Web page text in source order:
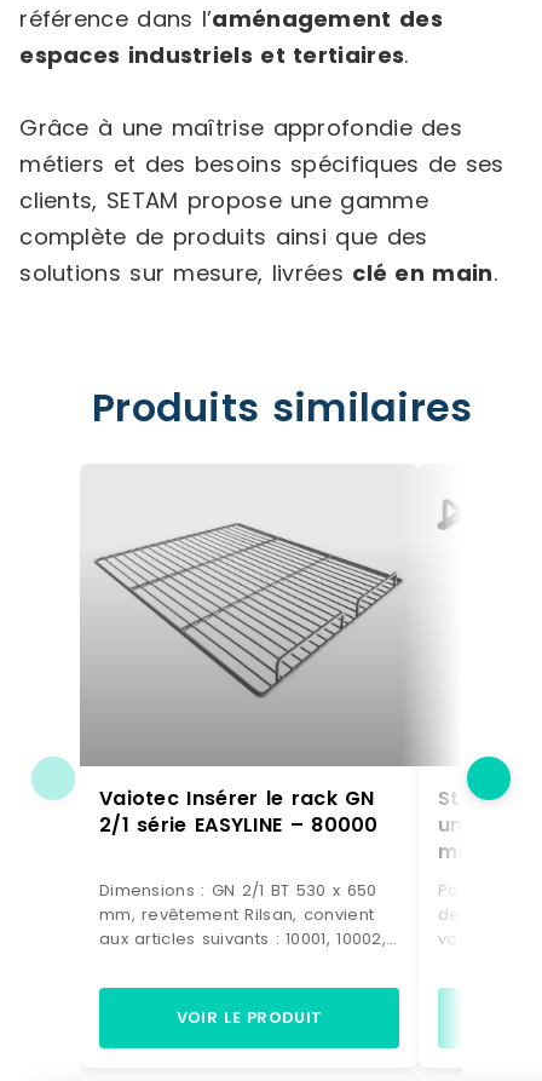
référence dans l’aménagement des
espaces industriels et tertiaires.
Grâce à une maîtrise approfondie des
métiers et des besoins spécifiques de ses
clients, SETAM propose une gamme
complète de produits ainsi que des
solutions sur mesure, livrées clé en main.
Produits similaires
Vaiotec Insérer le rack GN
2/1 série EASYLINE – 80000
Dimensions : GN 2/1 BT 530 x 650
mm, revêtement Rilsan, convient
aux articles suivants : 10001, 10002,
Délai de livraison : 7-10 jours
VOIR LE PRODUIT
Stalgast
une
mm –
Pour un
de main
vous
maximal